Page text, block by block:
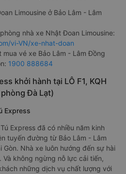
Limousine ở Bảo Lâm - Lâm
nhà xe Nhật Đoan Limousine:
vi-VN/xe-nhat-doan
mua vé xe Bảo Lâm - Lâm Đồng
1900 888684
khởi hành tại LÔ F1, KQH
Đà Lạt)
Express
Express đã có nhiều năm kinh
tuyến đường từ Bảo Lâm - Lâm
Gòn. Nhà xe luôn hướng đến sự hài
Và không ngừng nỗ lực cải tiến,
những dịch vụ chất lượng với